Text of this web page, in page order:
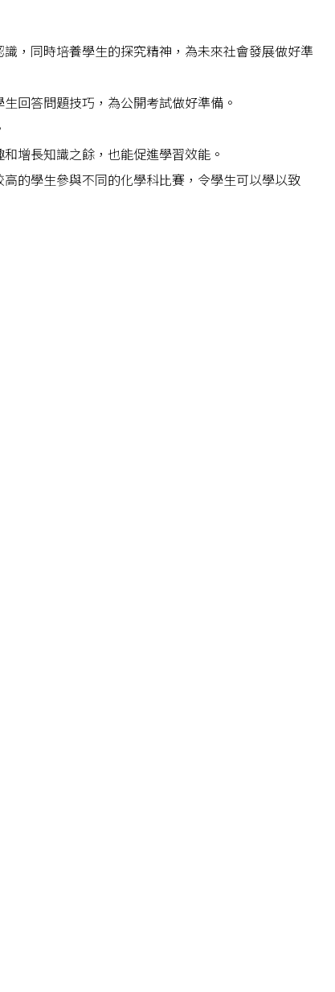
，同時培養學生的探究精神，為未來社會發展做好準
回答問題技巧，為公開考試做好準備。
增長知識之餘，也能促進學習效能。
的學生參與不同的化學科比賽，令學生可以學以致